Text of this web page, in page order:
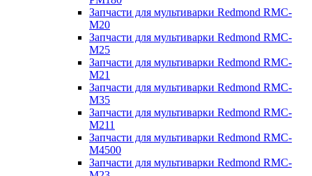
Запчасти для мультиварки Redmond RMC-
M20
Запчасти для мультиварки Redmond RMC-
M25
Запчасти для мультиварки Redmond RMC-
M21
Запчасти для мультиварки Redmond RMC-
M35
Запчасти для мультиварки Redmond RMC-
M211
Запчасти для мультиварки Redmond RMC-
M4500
Запчасти для мультиварки Redmond RMC-